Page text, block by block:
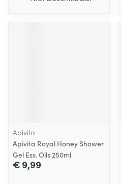
Apivita
Apivita Royal Honey Shower
Gel Ess. Oils 250ml
€ 9,99